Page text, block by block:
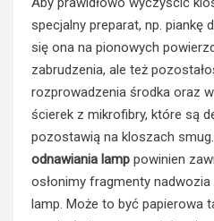
specjalny preparat, np. piankę
się ona na pionowych
zabrudzenia, ale też
rozprowadzenia środka oraz
ścierek z mikrofibry, które są
pozostawią na kloszach
odnawiania lamp powinien
osłonimy fragmenty
lamp. Może to być papierowa